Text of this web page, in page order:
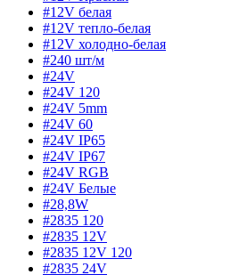
#12V белая
#12V тепло-белая
#12V холодно-белая
#240 шт/м
#24V
#24V 120
#24V 5mm
#24V 60
#24V IP65
#24V IP67
#24V RGB
#24V Белые
#28,8W
#2835 120
#2835 12V
#2835 12V 120
#2835 24V